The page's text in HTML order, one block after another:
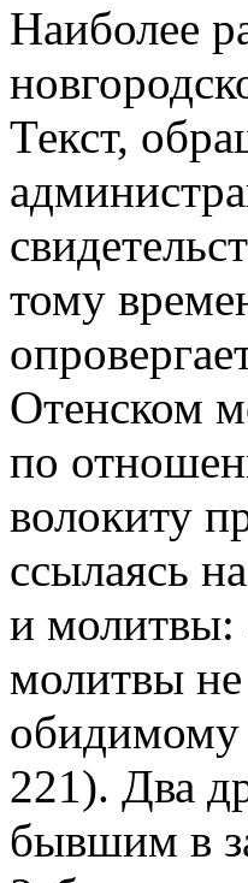
Наиболее
Текст,
тому
Отенском
по
волокиту
ссылаясь
и молитвы:
молитвы не
обидимому
221). Два
бывшим в